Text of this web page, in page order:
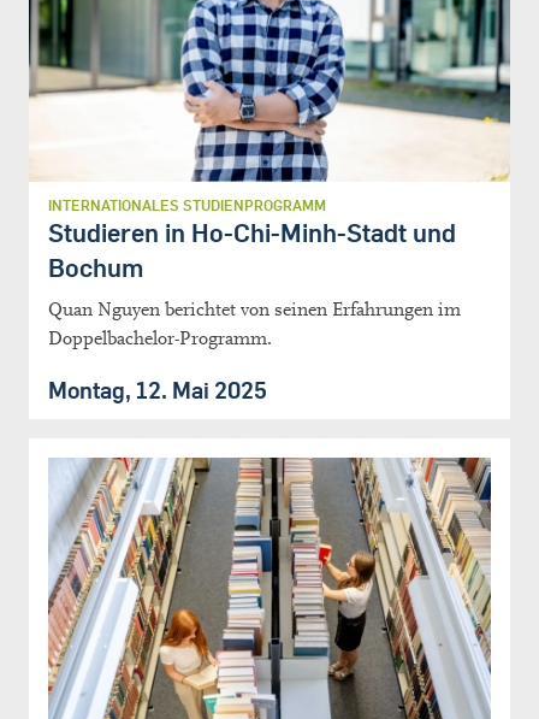
INTERNATIONALES STUDIENPROGRAMM
Studieren in Ho-Chi-Minh-Stadt und
Bochum
Quan Nguyen berichtet von seinen Erfahrungen im
Doppelbachelor-Programm.
Montag, 12. Mai 2025